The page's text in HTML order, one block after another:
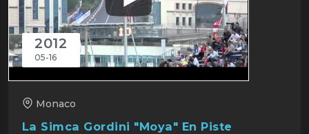
2012
05-16
Monaco
La Simca Gordini "Moya" En Piste